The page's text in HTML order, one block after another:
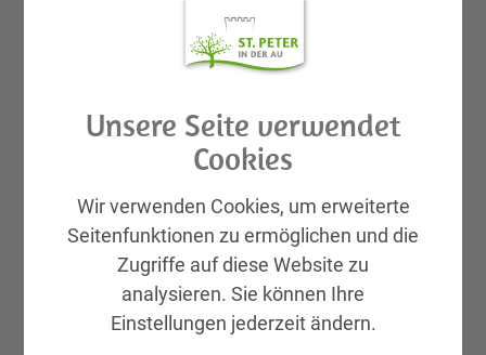
Wirtschaftsförderung
Unternehmer​​serviceportal
Natur, Sport & Erholung
Unterkünfte
Unsere Seite verwendet
Cookies
Wir verwenden Cookies, um erweiterte
Seitenfunktionen zu ermöglichen und die
Zugriffe auf diese Website zu
analysieren. Sie können Ihre
Einstellungen jederzeit ändern.